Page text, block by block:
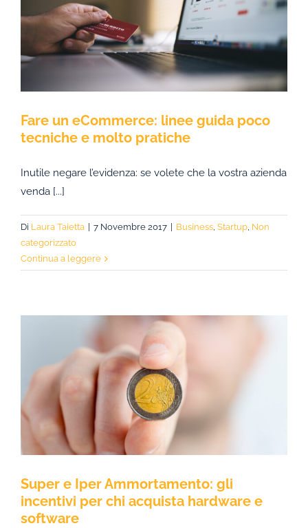
Fare un eCommerce: linee guida poco
tecniche e molto pratiche
Inutile negare l’evidenza: se volete che la vostra azienda
venda [...]
Di Laura Taietta 7 Novembre 2017 Business, Startup, Non
categorizzato
Continua a leggere
Super e Iper Ammortamento: gli
incentivi per chi acquista hardware e
software